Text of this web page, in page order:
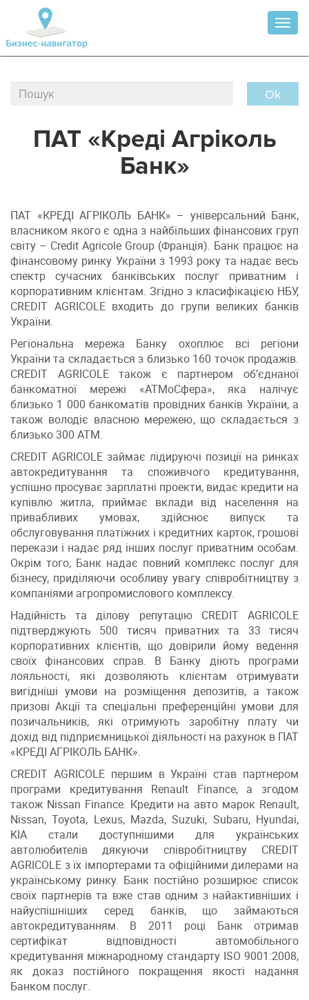
Ok
ПАТ «Креді Агріколь
Банк»
ПАТ «КРЕДІ АГРІКОЛЬ БАНК» – універсальний Банк,
власником якого є одна з найбільших фінансових груп
світу – Credit Agricole Group (Франція). Банк працює на
фінансовому ринку України з 1993 року та надає весь
спектр сучасних банківських послуг приватним і
корпоративним клієнтам. Згідно з класифікацією НБУ,
CREDIT AGRICOLE входить до групи великих банків
України.
Регіональна мережа Банку охоплює всі регіони
України та складається з близько 160 точок продажів.
CREDIT AGRICOLE також є партнером об’єднаної
банкоматної мережі «АТМоСфера», яка налічує
близько 1 000 банкоматів провідних банків України, а
також володіє власною мережею, що складається з
близько 300 АТМ.
CREDIT AGRICOLE займає лідируючі позиції на ринках
автокредитування та споживчого кредитування,
успішно просуває зарплатні проекти, видає кредити на
купівлю житла, приймає вклади від населення на
привабливих умовах, здійснює випуск та
обслуговування платіжних і кредитних карток, грошові
перекази і надає ряд інших послуг приватним особам.
Окрім того, Банк надає повний комплекс послуг для
бізнесу, приділяючи особливу увагу співробітництву з
компаніями агропромислового комплексу.
Надійність та ділову репутацію CREDIT AGRICOLE
підтверджують 500 тисяч приватних та 33 тисяч
корпоративних клієнтів, що довірили йому ведення
своїх фінансових справ. В Банку діють програми
лояльності, які дозволяють клієнтам отримувати
вигідніші умови на розміщення депозитів, а також
призові Акції та спеціальні преференційні умови для
позичальників, які отримують заробітну плату чи
дохід від підприємницької діяльності на рахунок в ПАТ
«КРЕДІ АГРІКОЛЬ БАНК».
CREDIT AGRICOLE першим в Україні став партнером
програми кредитування Renault Finance, а згодом
також Nissan Finance. Кредити на авто марок Renault,
Nissan, Toyota, Lexus, Mazda, Suzuki, Subaru, Hyundai,
KIA стали доступнішими для українських
автолюбителів дякуючи співробітництву CREDIT
AGRICOLE з їх імпортерами та офіційними дилерами на
українському ринку. Банк постійно розширює список
своїх партнерів та вже став одним з найактивніших і
найуспішніших серед банків, що займаються
автокредитуванням. В 2011 році Банк отримав
сертифікат відповідності автомобільного
кредитування міжнародному стандарту ISO 9001:2008,
як доказ постійного покращення якості надання
Банком послуг.